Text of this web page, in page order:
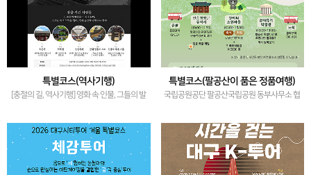
특별코스(역사기행)
[충절의 길, 역사기행] 영화 속 인물, 그들의 발
특별코스(팔공산이 품은 정품여행)
국립공원공단 팔공산국립공원 동부사무소 협